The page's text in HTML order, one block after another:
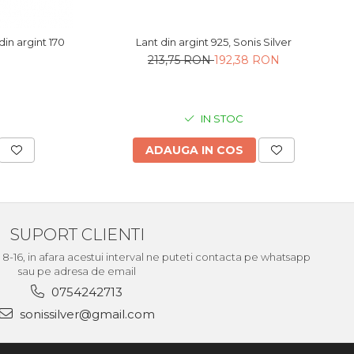
170 Lant din argint 925, Sonis Silver
213,75 RON192,38 RON
IN STOC
ADAUGA IN COS
SUPORT CLIENTI
16, in afara acestui interval ne puteti contacta pe whatsapp
sau pe adresa de email
0754242713
sonissilver@gmail.com